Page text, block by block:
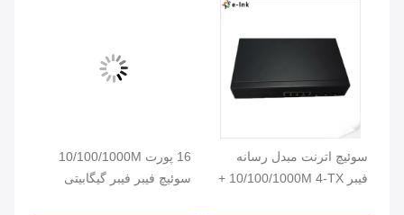
سوئیچ اترنت مبدل رسانه
فیبر 10/100/1000M 4-TX +
16 پورت 10/100/1000M
سوئیچ فیبر فیبر گیگابیتی